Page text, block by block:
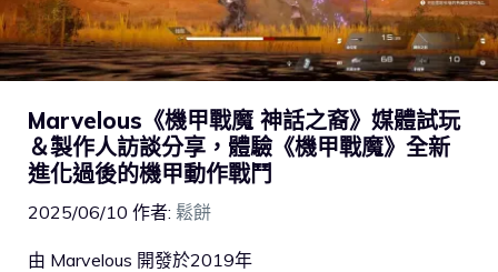
Marvelous《機甲戰魔 神話之裔》媒體試玩
＆製作人訪談分享，體驗《機甲戰魔》全新
進化過後的機甲動作戰鬥
2025/06/10 作者: 鬆餅
由 Marvelous 開發於2019年